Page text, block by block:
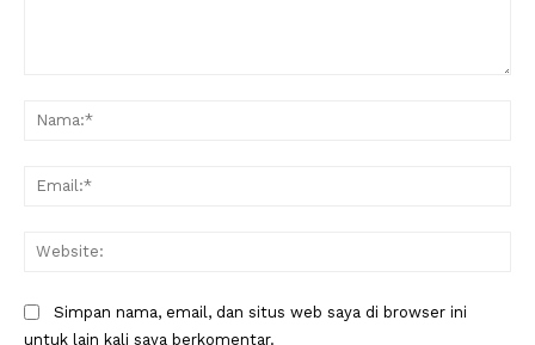
Simpan nama, email, dan situs web saya di browser ini
untuk lain kali saya berkomentar.